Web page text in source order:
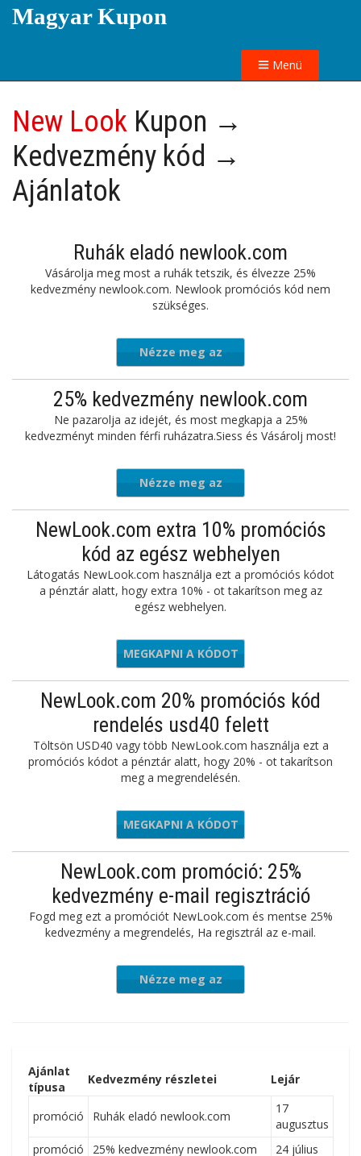
Magyar Kupon
Menü
New Look Kupon →
Kedvezmény kód →
Ajánlatok
Ruhák eladó newlook.com
Vásárolja meg most a ruhák tetszik, és élvezze 25%
kedvezmény newlook.com. Newlook promóciós kód nem
szükséges.
Nézze meg az
ajánlatot
25% kedvezmény newlook.com
Ne pazarolja az idejét, és most megkapja a 25%
kedvezményt minden férfi ruházatra.Siess és Vásárolj most!
Nézze meg az
ajánlatot
NewLook.com extra 10% promóciós
kód az egész webhelyen
Látogatás NewLook.com használja ezt a promóciós kódot
a pénztár alatt, hogy extra 10% - ot takarítson meg az
egész webhelyen.
OKERS10
MEGKAPNI A KÓDOT
NewLook.com 20% promóciós kód
rendelés usd40 felett
Töltsön USD40 vagy több NewLook.com használja ezt a
promóciós kódot a pénztár alatt, hogy 20% - ot takarítson
meg a megrendelésén.
andsave
MEGKAPNI A KÓDOT
NewLook.com promóció: 25%
kedvezmény e-mail regisztráció
Fogd meg ezt a promóciót NewLook.com és mentse 25%
kedvezmény a megrendelés, Ha regisztrál az e-mail.
Nézze meg az
Ajánlat
típusa
Kedvezmény részletei Lejár
promóció Ruhák eladó newlook.com
17
augusztus
promóció
25% kedvezmény newlook.com 24 július